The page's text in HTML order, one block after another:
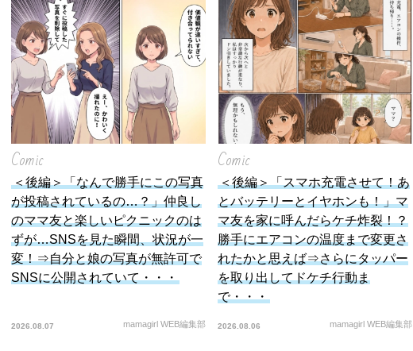
Comic
＜後編＞「なんで勝手にこの写真
が投稿されているの…？」仲良し
のママ友と楽しいピクニックのは
ずが…SNSを見た瞬間、状況が一
変！⇒自分と娘の写真が無許可で
SNSに公開されていて・・・
2026.08.07 mamagirl WEB編集部
Comic
＜後編＞「スマホ充電させて！あ
とバッテリーとイヤホンも！」マ
マ友を家に呼んだらケチ炸裂！？
勝手にエアコンの温度まで変更さ
れたかと思えば⇒さらにタッパー
を取り出してドケチ行動ま
で・・・
2026.08.06 mamagirl WEB編集部